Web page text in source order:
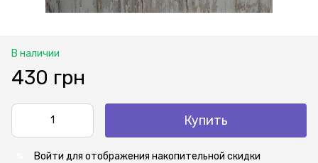
В наличии
430 грн
Купить
Войти для отображения накопительной скидки